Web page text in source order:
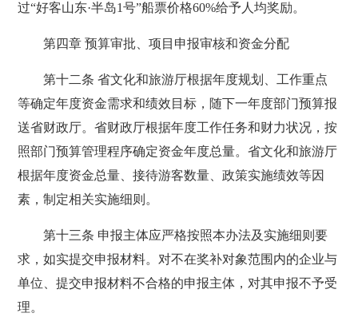
过“好客山东·半岛1号”船票价格60%给予人均奖励。
第四章 预算审批、项目申报审核和资金分配
第十二条 省文化和旅游厅根据年度规划、工作重点
等确定年度资金需求和绩效目标，随下一年度部门预算报
送省财政厅。省财政厅根据年度工作任务和财力状况，按
照部门预算管理程序确定资金年度总量。省文化和旅游厅
根据年度资金总量、接待游客数量、政策实施绩效等因
素，制定相关实施细则。
第十三条 申报主体应严格按照本办法及实施细则要
求，如实提交申报材料。对不在奖补对象范围内的企业与
单位、提交申报材料不合格的申报主体，对其申报不予受
理。